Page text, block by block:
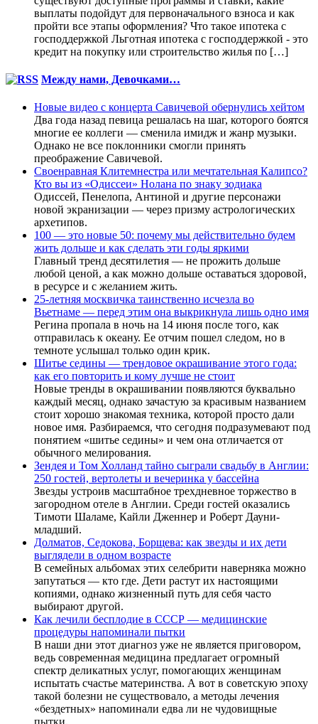
выплаты подойдут для первоначального взноса и как
пройти все этапы оформления? Что такое ипотека с
господдержкой Льготная ипотека с господдержкой - это
кредит на покупку или строительство жилья по […]
Между нами, Девочками…
Новые видео с концерта Савичевой обернулись хейтом
Два года назад певица решалась на шаг, которого боятся
многие ее коллеги — сменила имидж и жанр музыки.
Однако не все поклонники смогли принять
преображение Савичевой.
Своенравная Клитемнестра или мечтательная Калипсо?
Кто вы из «Одиссеи» Нолана по знаку зодиака
Одиссей, Пенелопа, Антиной и другие персонажи
новой экранизации — через призму астрологических
архетипов.
100 — это новые 50: почему мы действительно будем
жить дольше и как сделать эти годы яркими
Главный тренд десятилетия — не прожить дольше
любой ценой, а как можно дольше оставаться здоровой,
в ресурсе и с желанием жить.
25-летняя москвичка таинственно исчезла во
Вьетнаме — перед этим она выкрикнула лишь одно имя
Регина пропала в ночь на 14 июня после того, как
отправилась к океану. Ее отчим пошел следом, но в
темноте услышал только один крик.
Шитье седины — трендовое окрашивание этого года:
как его повторить и кому лучше не стоит
Новые тренды в окрашивании появляются буквально
каждый месяц, однако зачастую за красивым названием
стоит хорошо знакомая техника, которой просто дали
новое имя. Разбираемся, что сегодня подразумевают под
понятием «шитье седины» и чем она отличается от
обычного мелирования.
Зендея и Том Холланд тайно сыграли свадьбу в Англии:
250 гостей, вертолеты и вечеринка у бассейна
Звезды устроив масштабное трехдневное торжество в
загородном отеле в Англии. Среди гостей оказались
Тимоти Шаламе, Кайли Дженнер и Роберт Дауни-
младший.
Долматов, Седокова, Борщева: как звезды и их дети
выглядели в одном возрасте
В семейных альбомах этих селебрити наверняка можно
запутаться — кто где. Дети растут их настоящими
копиями, однако жизненный путь для себя часто
выбирают другой.
Как лечили бесплодие в СССР — медицинские
процедуры напоминали пытки
В наши дни этот диагноз уже не является приговором,
ведь современная медицина предлагает огромный
спектр деликатных услуг, помогающих женщинам
испытать счастье материнства. А вот в советскую эпоху
такой болезни не существовало, а методы лечения
«бездетных» напоминали едва ли не чудовищные